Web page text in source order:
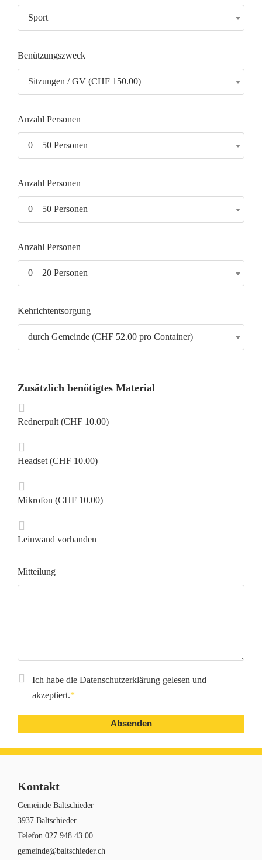
Sport
Benützungszweck
Sitzungen / GV (CHF 150.00)
Anzahl Personen
0 – 50 Personen
Anzahl Personen
0 – 50 Personen
Anzahl Personen
0 – 20 Personen
Kehrichtentsorgung
durch Gemeinde (CHF 52.00 pro Container)
Zusätzlich benötigtes Material
Rednerpult (CHF 10.00)
Headset (CHF 10.00)
Mikrofon (CHF 10.00)
Leinwand vorhanden
Mitteilung
Ich habe die Datenschutzerklärung gelesen und
akzeptiert.*
Kontakt
Gemeinde Baltschieder
3937 Baltschieder
Telefon 027 948 43 00
gemeinde@baltschieder.ch